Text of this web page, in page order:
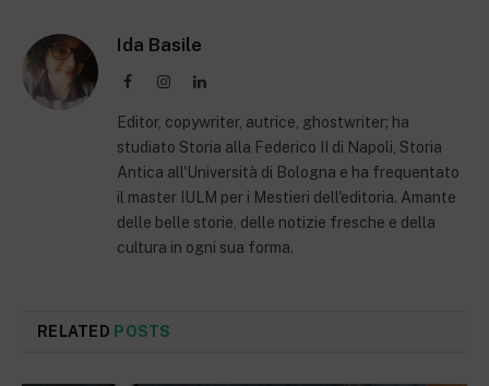
Ida Basile
FacebookInstagramLinkedIn
Editor, copywriter, autrice, ghostwriter; ha
studiato Storia alla Federico II di Napoli, Storia
Antica all'Università di Bologna e ha frequentato
il master IULM per i Mestieri dell'editoria. Amante
delle belle storie, delle notizie fresche e della
cultura in ogni sua forma.
RELATED POSTS